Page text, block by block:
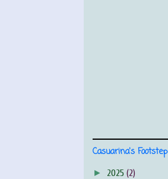
Casuarina's Footstep
► 2025 (2)